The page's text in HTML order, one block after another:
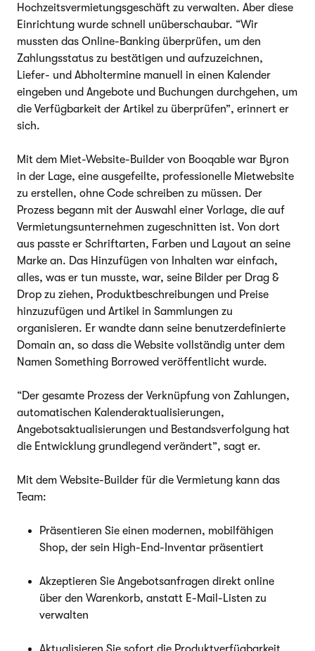
Hochzeitsvermietungsgeschäft zu verwalten. Aber diese
Einrichtung wurde schnell unüberschaubar. “Wir
mussten das Online-Banking überprüfen, um den
Zahlungsstatus zu bestätigen und aufzuzeichnen,
Liefer- und Abholtermine manuell in einen Kalender
eingeben und Angebote und Buchungen durchgehen, um
die Verfügbarkeit der Artikel zu überprüfen”, erinnert er
sich.
Mit dem Miet-Website-Builder von Booqable war Byron
in der Lage, eine ausgefeilte, professionelle Mietwebsite
zu erstellen, ohne Code schreiben zu müssen. Der
Prozess begann mit der Auswahl einer Vorlage, die auf
Vermietungsunternehmen zugeschnitten ist. Von dort
aus passte er Schriftarten, Farben und Layout an seine
Marke an. Das Hinzufügen von Inhalten war einfach,
alles, was er tun musste, war, seine Bilder per Drag &
Drop zu ziehen, Produktbeschreibungen und Preise
hinzuzufügen und Artikel in Sammlungen zu
organisieren. Er wandte dann seine benutzerdefinierte
Domain an, so dass die Website vollständig unter dem
Namen Something Borrowed veröffentlicht wurde.
“Der gesamte Prozess der Verknüpfung von Zahlungen,
automatischen Kalenderaktualisierungen,
Angebotsaktualisierungen und Bestandsverfolgung hat
die Entwicklung grundlegend verändert”, sagt er.
Mit dem Website-Builder für die Vermietung kann das
Team:
Präsentieren Sie einen modernen, mobilfähigen
Shop, der sein High-End-Inventar präsentiert
Akzeptieren Sie Angebotsanfragen direkt online
über den Warenkorb, anstatt E-Mail-Listen zu
verwalten